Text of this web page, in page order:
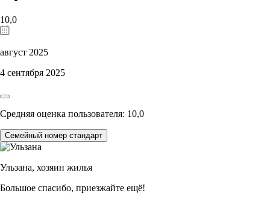
10,0
август 2025
4 сентября 2025
Средняя оценка пользователя: 10,0
Семейный номер стандарт
Ульзана, хозяин жилья
Большое спасибо, приезжайте ещё!